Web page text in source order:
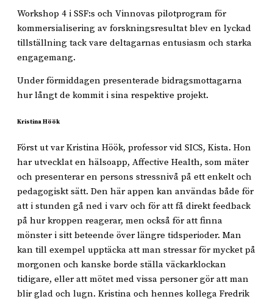
Workshop 4 i SSF:s och Vinnovas pilotprogram för
kommersialisering av forskningsresultat blev en lyckad
tillställning tack vare deltagarnas entusiasm och starka
engagemang.
Under förmiddagen presenterade bidragsmottagarna
hur långt de kommit i sina respektive projekt.
Kristina Höök
Först ut var Kristina Höök, professor vid SICS, Kista. Hon
har utvecklat en hälsoapp, Affective Health, som mäter
och presenterar en persons stressnivå på ett enkelt och
pedagogiskt sätt. Den här appen kan användas både för
att i stunden gå ned i varv och för att få direkt feedback
på hur kroppen reagerar, men också för att finna
mönster i sitt beteende över längre tidsperioder. Man
kan till exempel upptäcka att man stressar för mycket på
morgonen och kanske borde ställa väckarklockan
tidigare, eller att mötet med vissa personer gör att man
blir glad och lugn. Kristina och hennes kollega Fredrik